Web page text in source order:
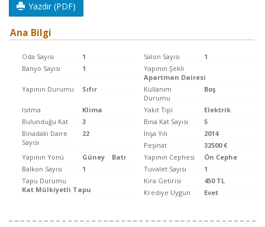
Yazdır (PDF)
Ana Bilgi
Oda Sayısı 1 Salon Sayısı
1
Banyo Sayısı
1
Yapının Şekli
Apartman Dairesi
Yapının Durumu
Sıfır
Kullanım
Durumu
Boş
Isıtma Klima Yakıt Tipi
Elektrik
Bulunduğu Kat
3 Bina Kat Sayısı
5
Binadaki Daire
Sayısı
22 İnşa Yılı
2014
Peşinat
32500 €
Yapının Yönü
Güney Batı Yapının Cephesi
Ön Cephe
Balkon Sayısı
1 Tuvalet Sayısı
1
Tapu Durumu
Kat Mülkiyetli Tapu
Kira Getirisi
450 TL
Krediye Uygun
Evet